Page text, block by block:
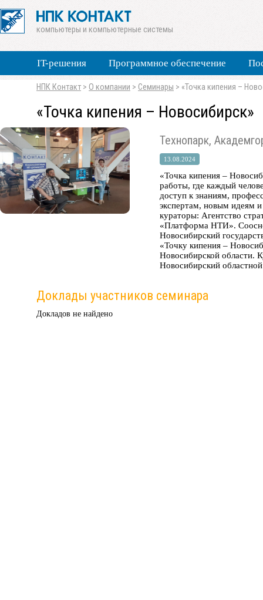
IT-решения Программное обеспечение
компьютеры и компьютерные системы
НПК Контакт > О компании > Семинары > «Точка кипения –
«Точка кипения – Новосибирск»
Технопарк,
13.08.2024
«Точка кипения –
работы, где каждый
доступ к знаниям,
экспертам, новым идеям
кураторы: Агентство
«Платформа НТИ».
Новосибирский
«Точку кипения –
Новосибирской области.
Новосибирский
Доклады участников семинара
Докладов не найдено